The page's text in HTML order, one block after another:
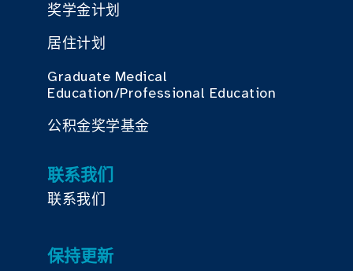
奖学金计划
居住计划
Graduate Medical
Education/Professional Education
公积金奖学基金
联系我们
联系我们
保持更新